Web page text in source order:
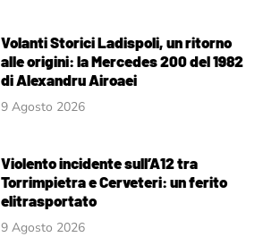
Volanti Storici Ladispoli, un ritorno
alle origini: la Mercedes 200 del 1982
di Alexandru Airoaei
9 Agosto 2026
Violento incidente sull’A12 tra
Torrimpietra e Cerveteri: un ferito
elitrasportato
9 Agosto 2026